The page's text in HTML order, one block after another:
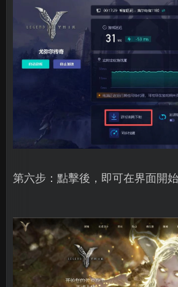
第六步：點擊後，即可在界面開始